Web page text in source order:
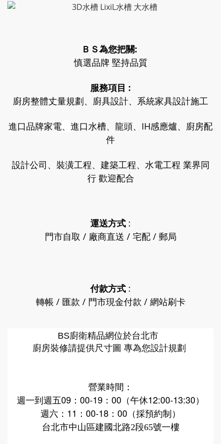
ＢＳ為您把關:
慎選品牌 堅持品質
服務項目 :
廚房整體丈量規劃、廚具設計、系統家具設計施工
進口品牌家電、 進口水槽、龍頭、IH感應爐、廚房配
件
設計公司、裝潢工程、建築工程、水電工程 業界同
行 歡迎配合
運送方式 :
門市自取 / 廠商直送 / 宅配 / 郵局
付款方式 :
轉帳 / 匯款 / 門市現金付款 / 網站刷卡
BS廚衛精品網位於台北市
廚房裝修請提供尺寸圖 專為您設計規劃
營業時間：
週一到週五09：00-19：00（午休12:00-13:30）
週六：11：00-18：00（採預約制）
台北市中山區建國北路2段65號一樓